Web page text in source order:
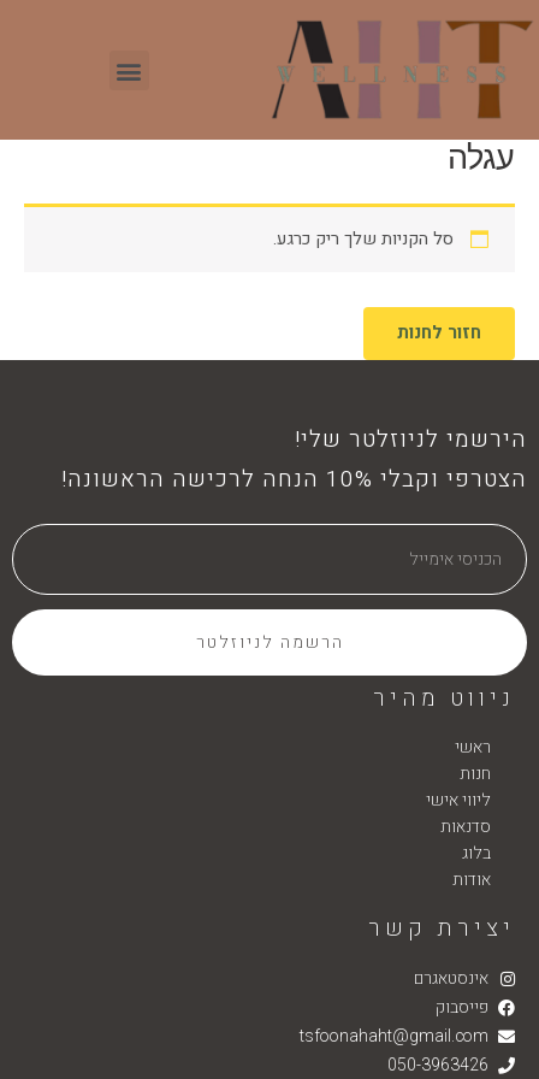
עגלה
סל הקניות שלך ריק כרגע.
חזור לחנות
הירשמי לניוזלטר שלי!
הצטרפי וקבלי 10% הנחה לרכישה הראשונה!
הרשמה לניוזלטר
ניווט מהיר
ראשי
חנות
ליווי אישי
סדנאות
בלוג
אודות
יצירת קשר
אינסטאגרם
פייסבוק
tsfoonahaht@gmail.com
050-3963426